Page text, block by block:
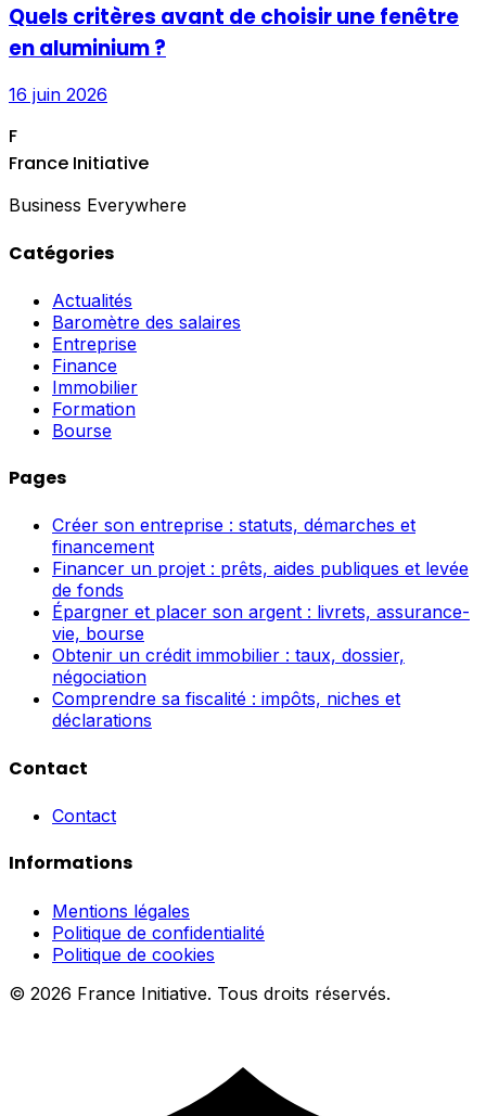
Quels critères avant de choisir une fenêtre
en aluminium ?
16 juin 2026
F
France Initiative
Business Everywhere
Catégories
Actualités
Baromètre des salaires
Entreprise
Finance
Immobilier
Formation
Bourse
Pages
Créer son entreprise : statuts, démarches et
financement
Financer un projet : prêts, aides publiques et levée
de fonds
Épargner et placer son argent : livrets, assurance-
vie, bourse
Obtenir un crédit immobilier : taux, dossier,
négociation
Comprendre sa fiscalité : impôts, niches et
déclarations
Contact
Contact
Informations
Mentions légales
Politique de confidentialité
Politique de cookies
© 2026 France Initiative. Tous droits réservés.